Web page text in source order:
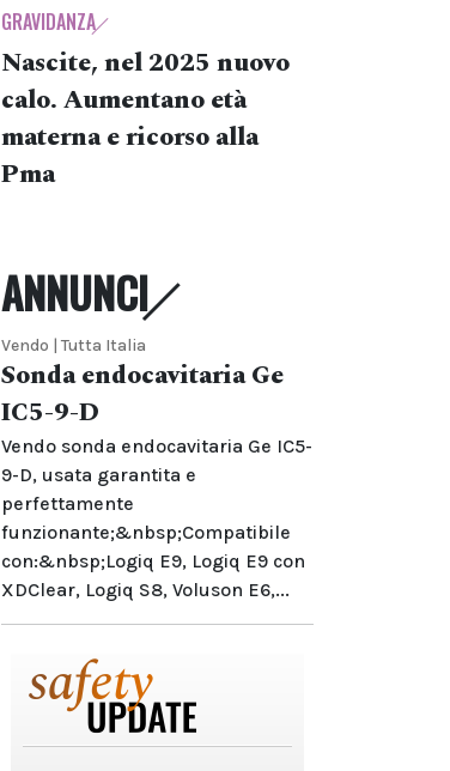
GRAVIDANZA
Nascite, nel 2025 nuovo
calo. Aumentano età
materna e ricorso alla
Pma
ANNUNCI
Vendo | Tutta Italia
Sonda endocavitaria Ge
IC5-9-D
Vendo sonda endocavitaria Ge IC5-
9-D, usata garantita e
perfettamente
funzionante;&nbsp;Compatibile
con:&nbsp;Logiq E9, Logiq E9 con
XDClear, Logiq S8, Voluson E6,...